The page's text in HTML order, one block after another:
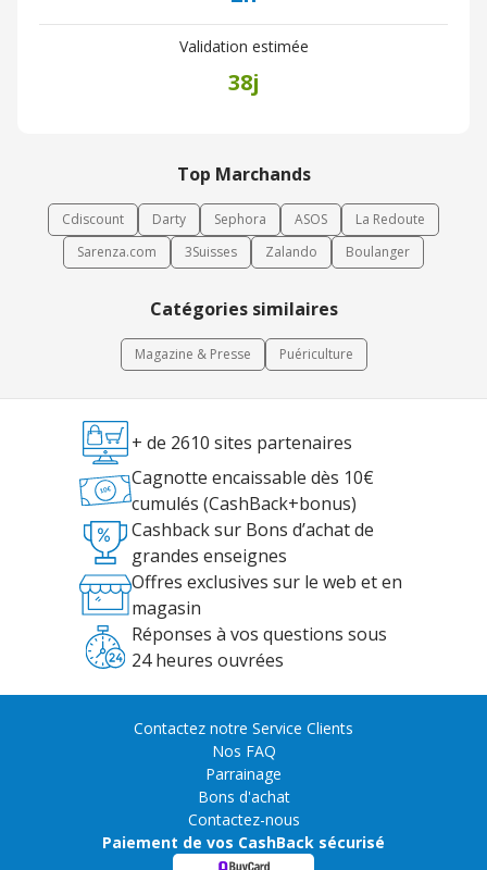
Validation estimée
38j
Top Marchands
Cdiscount Darty Sephora ASOS
La Redoute
Sarenza.com
3Suisses Zalando Boulanger
Catégories similaires
Magazine & Presse Puériculture
+ de 2610 sites partenaires
Cagnotte encaissable dès 10€
cumulés (CashBack+bonus)
Cashback sur Bons d’achat de
grandes enseignes
Offres exclusives sur le web et en
magasin
Réponses à vos questions sous
24 heures ouvrées
Contactez notre Service Clients
Nos FAQ
Parrainage
Bons d'achat
Contactez-nous
Paiement de vos CashBack sécurisé